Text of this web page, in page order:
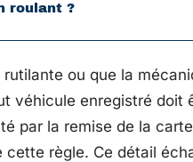
roulant ?
ou que la
véhicule enregistré doit
par la remise de la
cette règle. Ce détail